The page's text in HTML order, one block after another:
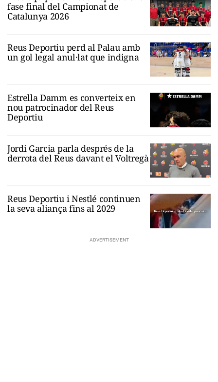
fase final del Campionat de
Catalunya 2026
Reus Deportiu perd al Palau amb
un gol legal anul·lat que indigna
Estrella Damm es converteix en
nou patrocinador del Reus
Deportiu
Jordi Garcia parla després de la
derrota del Reus davant el Voltregà
Reus Deportiu i Nestlé continuen
la seva aliança fins al 2029